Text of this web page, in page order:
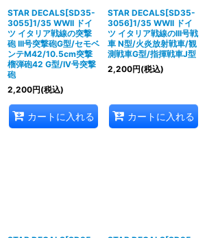
STAR DECALS[SD35-
3055]1/35 WWII ドイ
ツ イタリア戦線の突撃
砲 III号突撃砲G型/セモベ
ンテM42/10.5cm突撃
榴弾砲42 G型/IV号突撃
砲
2,200円(税込)
カートに入れる
STAR DECALS[SD35-
3056]1/35 WWII ドイ
ツ イタリア戦線のIII号戦
車 N型/火炎放射戦車/観
測戦車G型/指揮戦車J型
2,200円(税込)
カートに入れる